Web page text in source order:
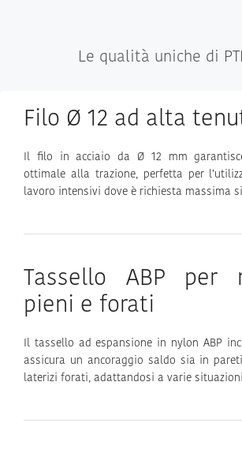
Le qualità uniche di
Filo Ø 12 ad alta
Il filo in acciaio da Ø 12 mm
ottimale alla trazione, perfetta per
lavoro intensivi dove è richiesta massima
Tassello ABP per
pieni e forati
Il tassello ad espansione in nylon ABP
assicura un ancoraggio saldo sia in
laterizi forati, adattandosi a varie